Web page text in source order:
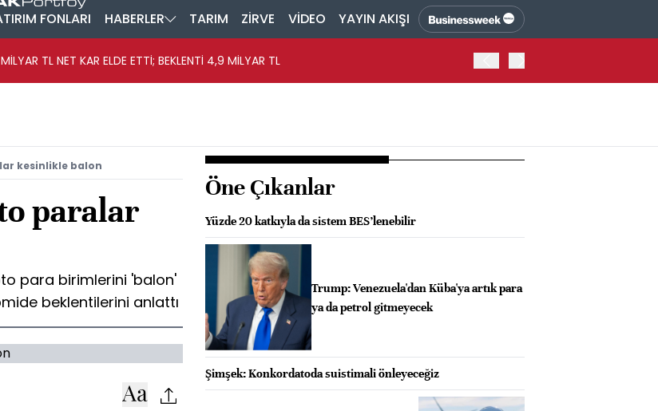
FONLARI HABERLER TARIM ZİRVE VİDEO YAYIN AKIŞI
TL NET KAR ELDE ETTİ; BEKLENTİ 4,9 MİLYAR TL
kesinlikle balon
paralar
para birimlerini 'balon'
beklentilerini anlattı
Öne Çıkanlar
Yüzde 20 katkıyla da sistem BES’lenebilir
Trump: Venezuela'dan Küba'ya artık para
ya da petrol gitmeyecek
Şimşek: Konkordatoda suistimali önleyeceğiz